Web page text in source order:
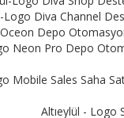
Logo Diva Channel
Depo
Neon Pro Depo
Mobile Sales Saha
Altıeylül -